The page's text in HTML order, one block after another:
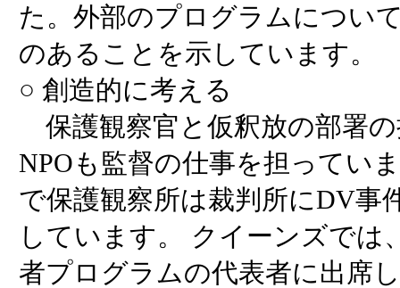
た。外部のプログラムについ
のあることを示しています。
○ 創造的に考える
保護観察官と仮釈放の部署
NPOも監督の仕事を担ってい
で保護観察所は裁判所にDV事
しています。 クイーンズでは
者プログラムの代表者に出席